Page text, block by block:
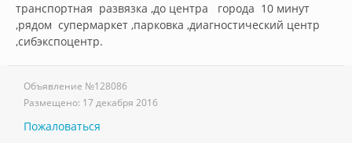
транспортная  развязка ,до центра   города  10 минут
,рядом  супермаркет ,парковка ,диагностический центр
,сибэкспоцентр.
Объявление №128086
Размещено: 17 декабря 2016
Пожаловаться